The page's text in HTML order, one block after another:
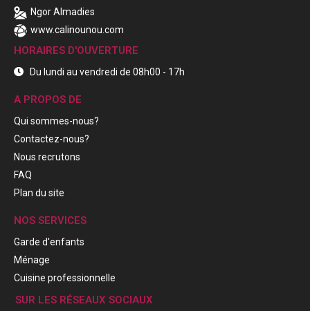
Ngor Almadies
www.calinounou.com
HORAIRES D'OUVERTURE
Du lundi au vendredi de 08h00 - 17h
A PROPOS DE
Qui sommes-nous?
Contactez-nous?
Nous recrutons
FAQ
Plan du site
NOS SERVICES
Garde d'enfants
Ménage
Cuisine professionnelle
SUR LES RÉSEAUX SOCIAUX